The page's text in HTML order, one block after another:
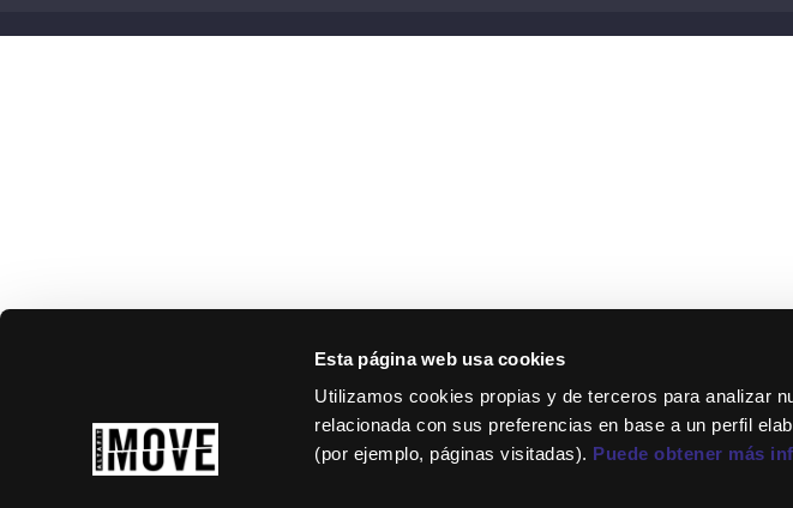
Esta página web usa cookies
Utilizamos cookies propias y de terceros para analizar
relacionada con sus preferencias en base a un perfil
(por ejemplo, páginas visitadas). Puede obtener más